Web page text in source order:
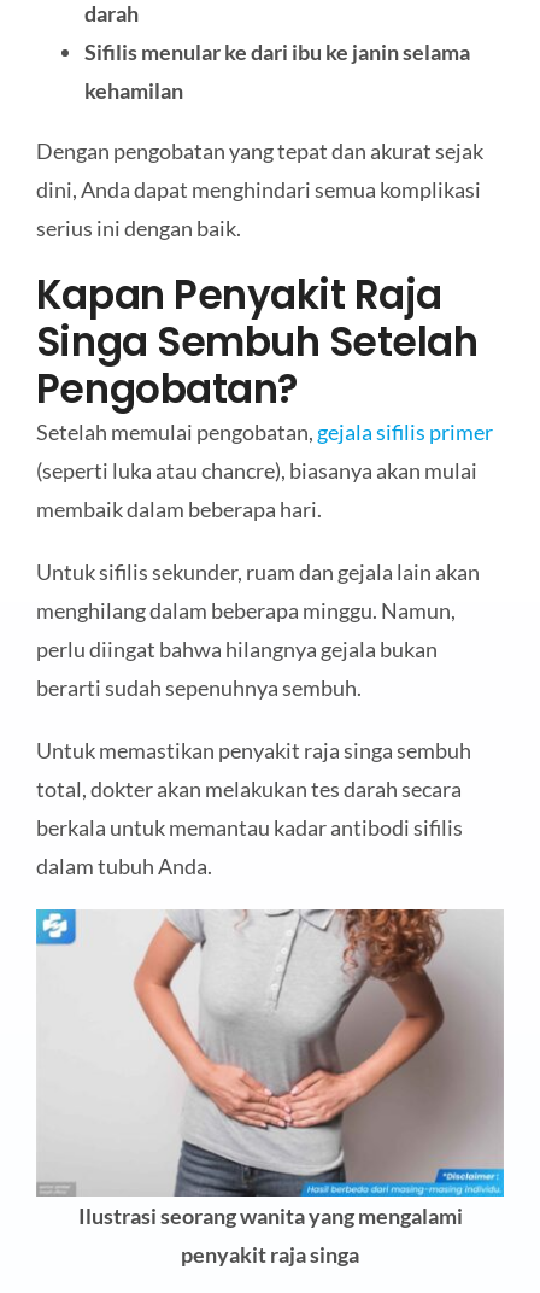
darah
Sifilis menular ke dari ibu ke janin selama
kehamilan
Dengan pengobatan yang tepat dan akurat sejak
dini, Anda dapat menghindari semua komplikasi
serius ini dengan baik.
Kapan Penyakit Raja
Singa Sembuh Setelah
Pengobatan?
Setelah memulai pengobatan, gejala sifilis primer
(seperti luka atau chancre), biasanya akan mulai
membaik dalam beberapa hari.
Untuk sifilis sekunder, ruam dan gejala lain akan
menghilang dalam beberapa minggu. Namun,
perlu diingat bahwa hilangnya gejala bukan
berarti sudah sepenuhnya sembuh.
Untuk memastikan penyakit raja singa sembuh
total, dokter akan melakukan tes darah secara
berkala untuk memantau kadar antibodi sifilis
dalam tubuh Anda.
Ilustrasi seorang wanita yang mengalami
penyakit raja singa